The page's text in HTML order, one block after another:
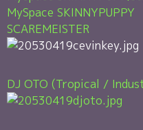
MySpace SKINNYPUPPY
SCAREMEISTER
DJ OTO (Tropical /